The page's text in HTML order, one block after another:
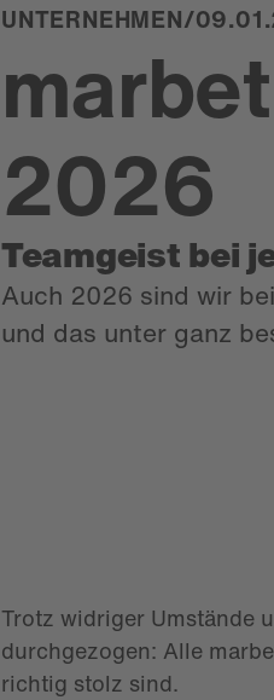
UNTERNEHMEN/
2026
Teamgeist bei
Auch 2026 sind wir
und das unter ganz
Trotz widriger Umstände
durchgezogen: Alle
richtig stolz sind.